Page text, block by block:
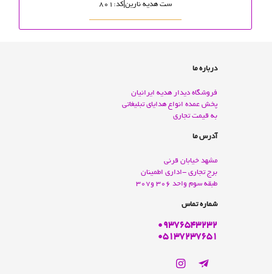
ست هدیه نارین|کد:801
درباره ما
فروشگاه دیدار هدیه ایرانیان
پخش عمده انواع هدايای تبليغاتی
به قيمت تجاری
آدرس ما
مشهد خيابان قرنی
برج تجاری -اداری اطمينان
طبقه سوم واحد 306 و307
شماره تماس
09376543232
05137237651